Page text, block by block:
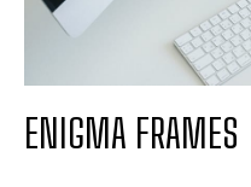
ENIGMA FRAMES